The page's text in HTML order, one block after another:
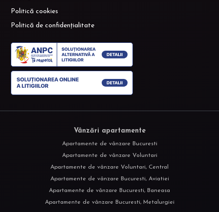
Politică cookies
Politică de confidențialitate
Vânzări apartamente
Apartamente de vânzare Bucuresti
Apartamente de vânzare Voluntari
Apartamente de vânzare Voluntari, Central
Apartamente de vânzare Bucuresti, Aviatiei
Apartamente de vânzare Bucuresti, Baneasa
Apartamente de vânzare Bucuresti, Metalurgiei